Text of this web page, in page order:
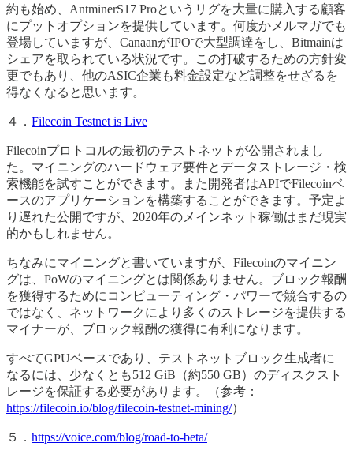
約も始め、AntminerS17 Proというリグを大量に購入する顧客
にプットオプションを提供しています。何度かメルマガでも
登場していますが、CanaanがIPOで大型調達をし、Bitmainは
シェアを取られている状況です。この打破するための方針変
更でもあり、他のASIC企業も料金設定など調整をせざるを
得なくなると思います。
４． Filecoin Testnet is Live
Filecoinプロトコルの最初のテストネットが公開されまし
た。マイニングのハードウェア要件とデータストレージ・検
索機能を試すことができます。また開発者はAPIでFilecoinベ
ースのアプリケーションを構築することができます。予定よ
り遅れた公開ですが、2020年のメインネット稼働はまだ現実
的かもしれません。
ちなみにマイニングと書いていますが、Filecoinのマイニン
グは、PoWのマイニングとは関係ありません。ブロック報酬
を獲得するためにコンピューティング・パワーで競合するの
ではなく、ネットワークにより多くのストレージを提供する
マイナーが、ブロック報酬の獲得に有利になります。
すべてGPUベースであり、テストネットブロック生成者に
なるには、少なくとも512 GiB（約550 GB）のディスクスト
レージを保証する必要があります。（参考：
https://filecoin.io/blog/filecoin-testnet-mining/）
５． https://voice.com/blog/road-to-beta/